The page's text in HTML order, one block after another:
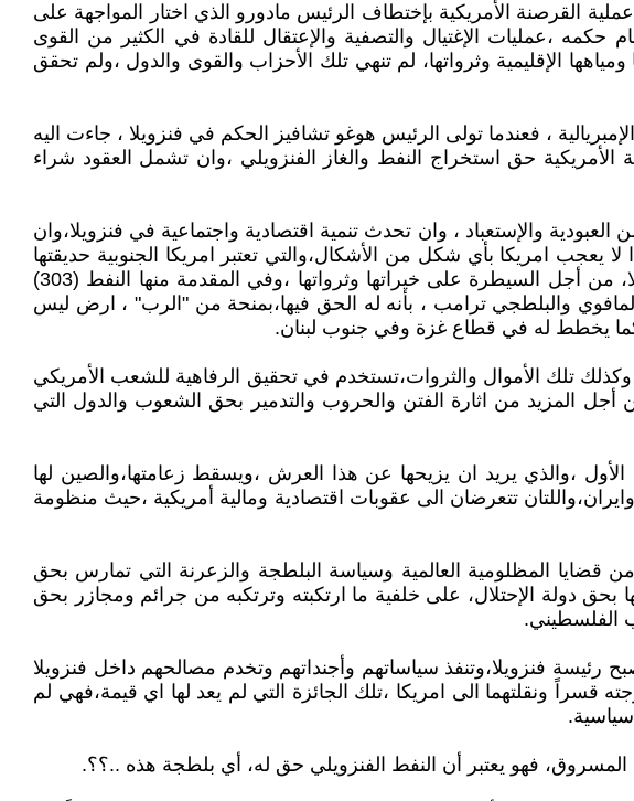
القرصنة الأمريكية بإختطاف الرئيس مادورو الذي اختار المواجهة على
،عمليات الإغتيال والتصفية والإعتقال للقادة في الكثير من القوى
الإقليمية وثرواتها، لم تنهي تلك الأحزاب والقوى والدول ،ولم تحقق
، فعندما تولى الرئيس هوغو تشافيز الحكم في فنزويلا ، جاءت اليه
الأمريكية حق استخراج النفط والغاز الفنزويلي ،وان تشمل العقود شراء
العبودية والإستعباد ، وان تحدث تنمية اقتصادية واجتماعية في فنزويلا،وان
امريكا بأي شكل من الأشكال،والتي تعتبر امريكا الجنوبية حديقتها
الخلفية،التي تعمل على نهب خيراتها وثرواتها وإفقار واذلال شعوبها،فذلك واحدة من الإستهدافات لفنزويلا، من أجل السيطرة على خيراتها وثرواتها ،وفي المقدمة منها النفط (303)
والبلطجي ترامب ، بأنه له الحق فيها،بمنحة من "الرب" ، ارض ليس
يخطط له في قطاع غزة وفي جنوب لبنان.
تنمية الإقتصاد الأمريكي،الذي يعاني من دين يصل الى 35 ترليون دولار ،وكذلك تلك الأموال والثروات،تستخدم في تحقيق الرفاهية للشعب الأمريكي
المزيد من اثارة الفتن والحروب والتدمير بحق الشعوب والدول التي
،والذي يريد ان يزيحها عن هذا العرش ،ويسقط زعامتها،والصين لها
تتعرضان الى عقوبات اقتصادية ومالية أمريكية ،حيث منظومة
قضايا المظلومية العالمية وسياسة البلطجة والزعرنة التي تمارس بحق
دولة الإحتلال، على خلفية ما ارتكبته وترتكبه من جرائم ومجازر بحق
الفلسطيني.
رئيسة فنزويلا،وتنفذ سياساتهم وأجنداتهم وتخدم مصالحهم داخل فنزويلا
ونقلتهما الى امريكا ،تلك الجائزة التي لم يعد لها اي قيمة،فهي لم
المسروق، فهو يعتبر أن النفط الفنزويلي حق له، أي بلطجة هذه ..؟؟.